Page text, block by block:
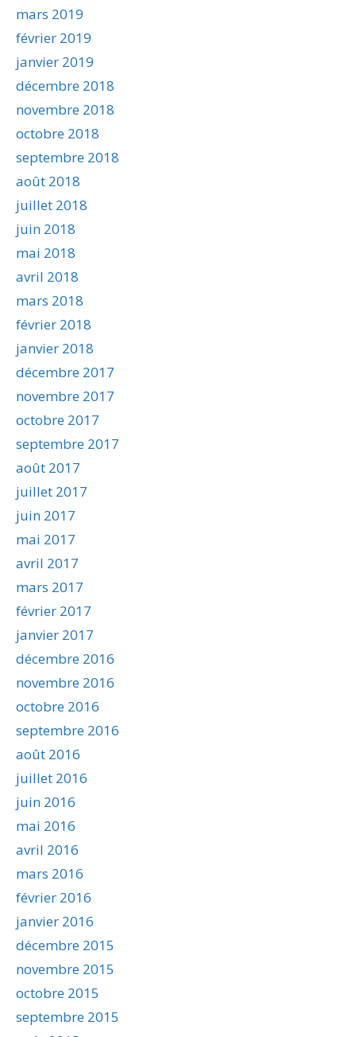
mars 2019
février 2019
janvier 2019
décembre 2018
novembre 2018
octobre 2018
septembre 2018
août 2018
juillet 2018
juin 2018
mai 2018
avril 2018
mars 2018
février 2018
janvier 2018
décembre 2017
novembre 2017
octobre 2017
septembre 2017
août 2017
juillet 2017
juin 2017
mai 2017
avril 2017
mars 2017
février 2017
janvier 2017
décembre 2016
novembre 2016
octobre 2016
septembre 2016
août 2016
juillet 2016
juin 2016
mai 2016
avril 2016
mars 2016
février 2016
janvier 2016
décembre 2015
novembre 2015
octobre 2015
septembre 2015